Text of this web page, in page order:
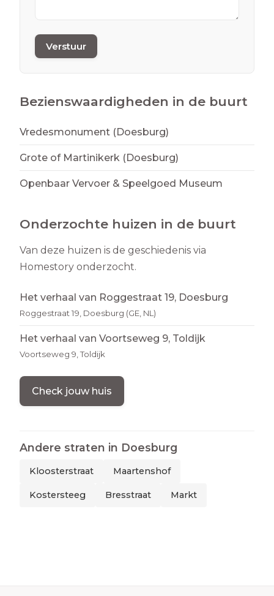
Verstuur
Bezienswaardigheden in de buurt
Vredesmonument (Doesburg)
Grote of Martinikerk (Doesburg)
Openbaar Vervoer & Speelgoed Museum
Onderzochte huizen in de buurt
Van deze huizen is de geschiedenis via
Homestory onderzocht.
Het verhaal van Roggestraat 19, Doesburg
Roggestraat 19, Doesburg (GE, NL)
Het verhaal van Voortseweg 9, Toldijk
Voortseweg 9, Toldijk
Check jouw huis
Andere straten in Doesburg
Kloosterstraat Maartenshof
Kostersteeg Bresstraat Markt